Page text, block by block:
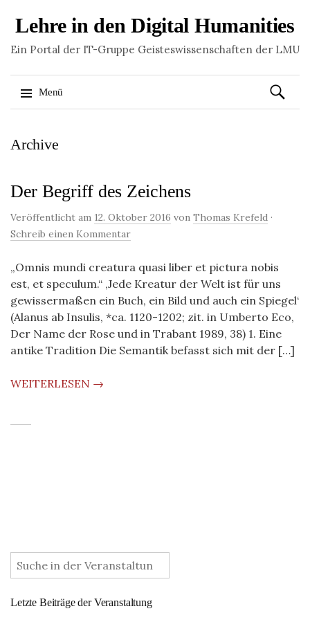
Lehre in den Digital Humanities
Ein Portal der IT-Gruppe Geisteswissenschaften der LMU
Menü
zum
Suchen
nach:
Archive
Der Begriff des Zeichens
Veröffentlicht am 12. Oktober 2016 von Thomas Krefeld ·
Schreib einen Kommentar
„Omnis mundi creatura quasi liber et pictura nobis
est, et speculum.“ ‚Jede Kreatur der Welt ist für uns
gewissermaßen ein Buch, ein Bild und auch ein Spiegel‘
(Alanus ab Insulis, *ca. 1120-1202; zit. in Umberto Eco,
Der Name der Rose und in Trabant 1989, 38) 1. Eine
antike Tradition Die Semantik befasst sich mit der […]
WEITERLESEN →
:
Letzte Beiträge der Veranstaltung